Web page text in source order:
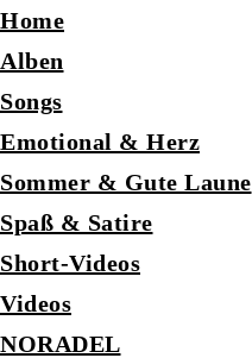
Home
Alben
Songs
Emotional & Herz
Sommer & Gute Laune
Spaß & Satire
Short-Videos
Videos
NORADEL